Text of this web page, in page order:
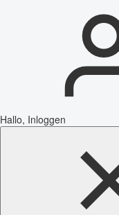
Hallo, Inloggen